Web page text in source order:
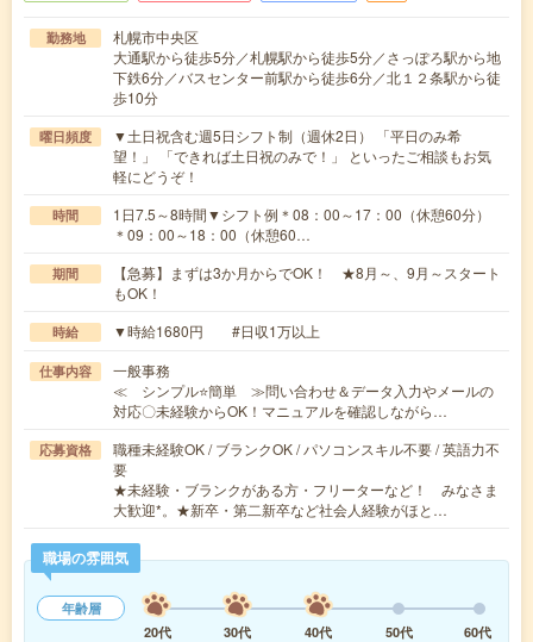
勤務地
札幌市中央区
大通駅から徒歩5分／札幌駅から徒歩5分／さっぽろ駅から地
下鉄6分／バスセンター前駅から徒歩6分／北１２条駅から徒
歩10分
曜日頻度
▼土日祝含む週5日シフト制（週休2日） 「平日のみ希
望！」 「できれば土日祝のみで！」 といったご相談もお気
軽にどうぞ！
時間
1日7.5～8時間▼シフト例＊08：00～17：00（休憩60分）
＊09：00～18：00（休憩60…
期間
【急募】まずは3か月からでOK！ ★8月～、9月～スタート
もOK！
時給 ▼時給1680円 #日収1万以上
仕事内容
一般事務
≪ シンプル⭐簡単 ≫問い合わせ＆データ入力やメールの
対応〇未経験からOK！マニュアルを確認しながら…
応募資格
職種未経験OK / ブランクOK / パソコンスキル不要 / 英語力不
要
★未経験・ブランクがある方・フリーターなど！ みなさま
大歓迎*。★新卒・第二新卒など社会人経験がほと…
職場の雰囲気
年齢層
20代
30代 40代 50代
60代